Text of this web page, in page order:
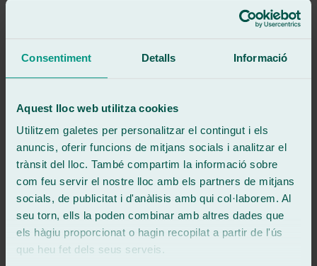
Consentiment Detalls Informació
Aquest lloc web utilitza cookies
Utilitzem galetes per personalitzar el contingut i els
anuncis, oferir funcions de mitjans socials i analitzar el
trànsit del lloc. També compartim la informació sobre
com feu servir el nostre lloc amb els partners de mitjans
socials, de publicitat i d'anàlisis amb qui col·laborem. Al
seu torn, ells la poden combinar amb altres dades que
els hàgiu proporcionat o hagin recopilat a partir de l'ús
que heu fet dels seus serveis.
Nose el porque de las malas reseñas que tiene yo hoy llevé el coche
de empresa me cambió la luna delantera me hizo la calibración de
super amable y competente un trabajo de 10
Veure ressenya
rosa maria marin alcayada
Ressenya de
/5· Fa 7 mesos
Veure ressenya
Trato excelente y tapidez
Veure ressenya
FC
fran ceballos
Ressenya de
Google
Fa 8 mesos
Veure ressenya